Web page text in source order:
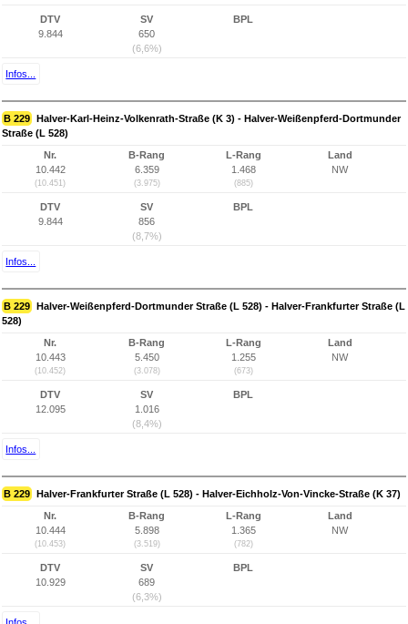
DTV
9.844
SV
650
(6,6%)
BPL
Infos...
B 229 Halver-Karl-Heinz-Volkenrath-Straße (K 3) - Halver-Weißenpferd-Dortmunder
Straße (L 528)
Nr.
10.442
(10.451)
B-Rang
6.359
(3.975)
L-Rang
1.468
(885)
Land
NW
DTV
9.844
SV
856
(8,7%)
BPL
Infos...
B 229 Halver-Weißenpferd-Dortmunder Straße (L 528) - Halver-Frankfurter Straße (L
528)
Nr.
10.443
(10.452)
B-Rang
5.450
(3.078)
L-Rang
1.255
(673)
Land
NW
DTV
12.095
SV
1.016
(8,4%)
BPL
Infos...
B 229 Halver-Frankfurter Straße (L 528) - Halver-Eichholz-Von-Vincke-Straße (K 37)
Nr.
10.444
(10.453)
B-Rang
5.898
(3.519)
L-Rang
1.365
(782)
Land
NW
DTV
10.929
SV
689
(6,3%)
BPL